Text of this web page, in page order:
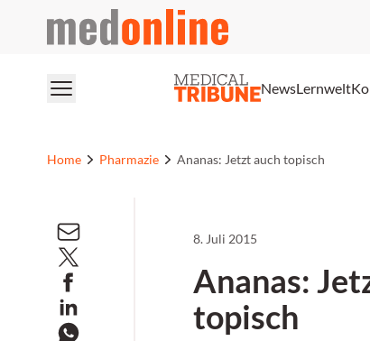
medonline
NewsLernwelt
Home Pharmazie Ananas: Jetzt auch topisch
8. Juli 2015
Ananas:
topisch